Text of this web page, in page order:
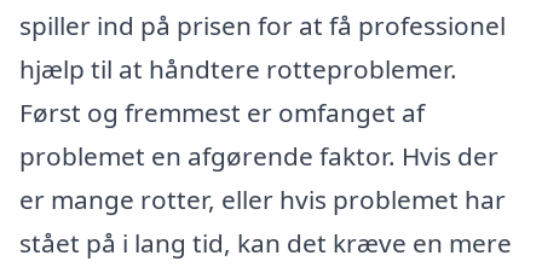
spiller ind på prisen for at få professionel
hjælp til at håndtere rotteproblemer.
Først og fremmest er omfanget af
problemet en afgørende faktor. Hvis der
er mange rotter, eller hvis problemet har
stået på i lang tid, kan det kræve en mere